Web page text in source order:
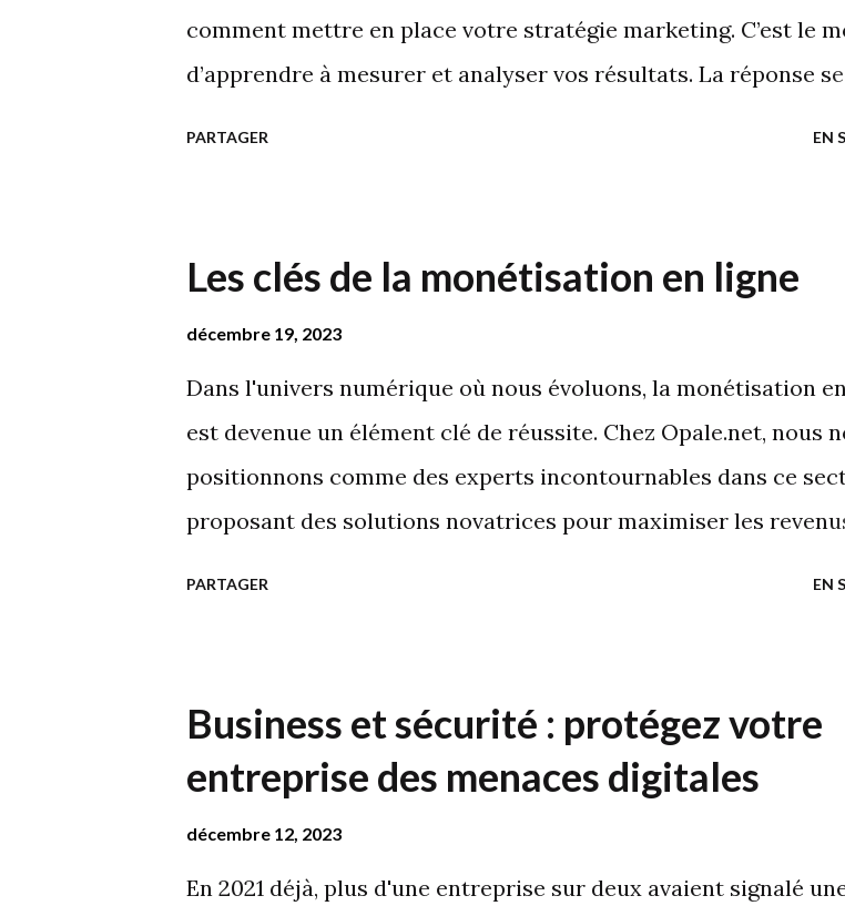
sérieux. Il ne suffit pas de lui dire "nous regret...
comment mettre en place votre stratégie marketing. C’est le
d’apprendre à mesurer et analyser vos résultats. La réponse se
dans l'excellence de votre entreprise, vous devez mesurer et
les retours sur investissement de vos campagnes de marketing
C'est que l'on appelle le ROI en anglais (return of investment),
sur investissement en français. Pour des analyses pertinentes,
Opale.net vous réfère aux indicateurs de performance (KPIS
performance). Grâce aux KPIS, il vous sera facile de mesurer
PARTAGER EN
Les clés de la monétisation en ligne
décembre 19, 2023
Dans l'univers numérique où nous évoluons, la monétisation
est devenue un élément clé de réussite. Chez Opale.net, nous
positionnons comme des experts incontournables dans ce
proposant des solutions novatrices pour maximiser les
Opale.net, nous percevons la monétisation non seulement
processus de transformation des actifs numériques, tels que
web ou le contenu en ligne, en sources de revenus, mais aussi
une opportunité d'enrichir l'expérience utilisateur. Il s'agit
PARTAGER EN
Business et sécurité : protégez votre
entreprise des menaces digitales
décembre 12, 2023
En 2021 déjà, plus d'une entreprise sur deux avaient signalé